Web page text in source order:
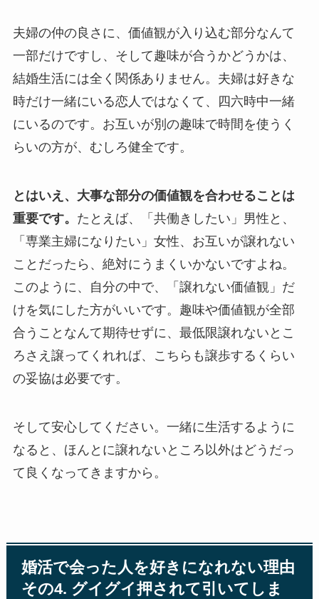
夫婦の仲の良さに、価値観が入り込む部分なんて
一部だけですし、そして趣味が合うかどうかは、
結婚生活には全く関係ありません。夫婦は好きな
時だけ一緒にいる恋人ではなくて、四六時中一緒
にいるのです。お互いが別の趣味で時間を使うく
らいの方が、むしろ健全です。
とはいえ、大事な部分の価値観を合わせることは
重要です。 たとえば、「共働きしたい」男性と、
「専業主婦になりたい」女性、お互いが譲れない
ことだったら、絶対にうまくいかないですよね。
このように、自分の中で、「譲れない価値観」だ
けを気にした方がいいです。趣味や価値観が全部
合うことなんて期待せずに、最低限譲れないとこ
ろさえ譲ってくれれば、こちらも譲歩するくらい
の妥協は必要です。
そして安心してください。一緒に生活するように
なると、ほんとに譲れないところ以外はどうだっ
て良くなってきますから。
婚活で会った人を好きになれない理由
その4. グイグイ押されて引いてしま